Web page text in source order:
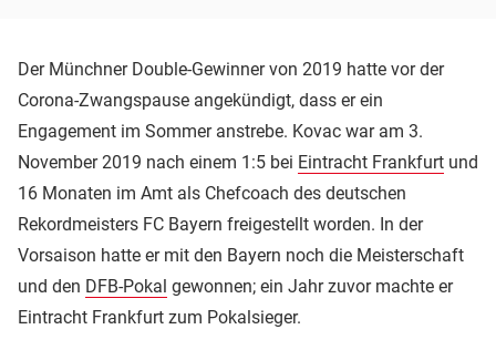
Der Münchner Double-Gewinner von 2019 hatte vor der
Corona-Zwangspause angekündigt, dass er ein
Engagement im Sommer anstrebe. Kovac war am 3.
November 2019 nach einem 1:5 bei Eintracht Frankfurt und
16 Monaten im Amt als Chefcoach des deutschen
Rekordmeisters FC Bayern freigestellt worden. In der
Vorsaison hatte er mit den Bayern noch die Meisterschaft
und den DFB-Pokal gewonnen; ein Jahr zuvor machte er
Eintracht Frankfurt zum Pokalsieger.